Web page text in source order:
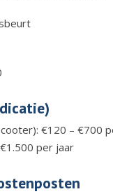
€120 – €700
per jaar